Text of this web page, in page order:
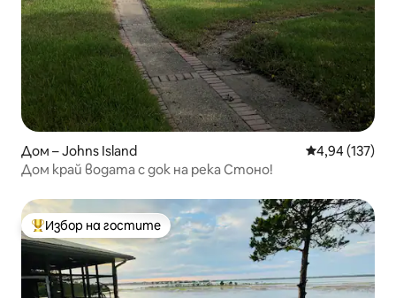
Дом – Johns Island Средна
4,94 (137)
Дом край водата с док на река Стоно!
Най-популярен избор на гостите
Избор на гостите